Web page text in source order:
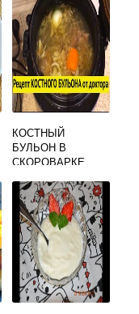
КОСТНЫЙ
БУЛЬОН В
СКОРОВАРКЕ